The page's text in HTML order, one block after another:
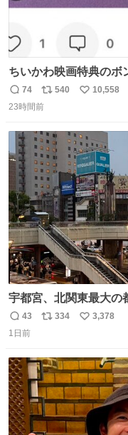
ちいかわ映画特典のボ
辞退すれば良いのに白
返
信
74
リ
ポ
ト
数
540
い
数
10,558
23時間前
宇都宮、北関東最大の
だろうなと思っていた
返
信
43
リ
ト
数
334
い
数
3,378
1日前